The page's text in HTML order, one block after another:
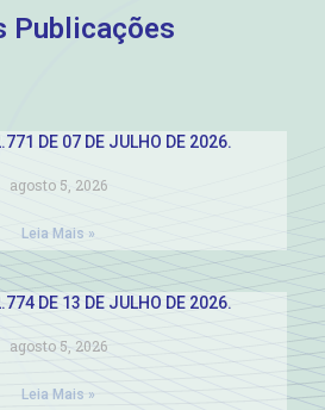
Publicações
DE 07 DE JULHO DE 2026.
agosto 5, 2026
Leia Mais »
DE 13 DE JULHO DE 2026.
agosto 5, 2026
Leia Mais »